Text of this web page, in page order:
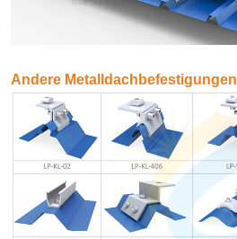
Andere Metalldachbefestigungen